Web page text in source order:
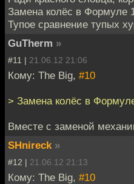
Замена колёс в Формуле
Тупое сравнение тупых
GuTherm »
#11 | 21.06.12 21:06
Кому: The Big, #10
> Замена колёс в
Вместе с заменой
SHnireck »
#12 | 21.06.12 21:13
Кому: The Big, #10